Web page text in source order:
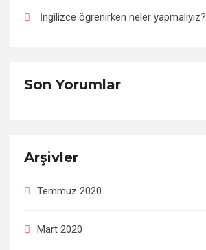
İngilizce öğrenirken neler yapmalıyız?
Son Yorumlar
Arşivler
Temmuz 2020
Mart 2020